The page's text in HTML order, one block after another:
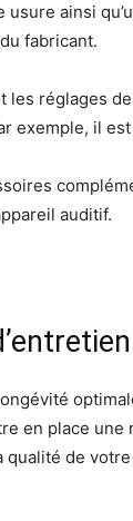
usure ainsi
fabricant.
les réglages
exemple, il
auditif.
en place
qualité de